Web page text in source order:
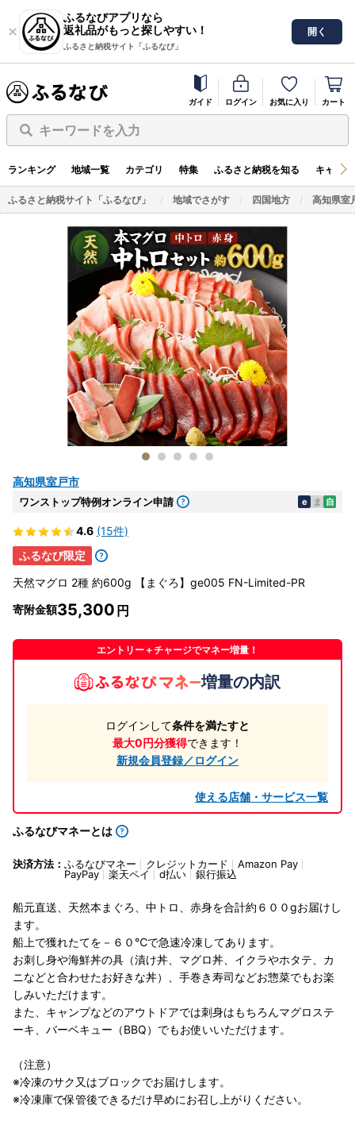
ふるなびアプリなら
返礼品がもっと探しやすい！
ふるさと納税サイト「ふるなび」
開く
ガイド ログイン お気に入り カート
キーワードを入力
ランキング 地域一覧 カテゴリ 特集 ふるさと納税を知る キャン
ふるさと納税サイト「ふるなび」 地域でさがす 四国地方 高知県室
高知県室戸市
ワンストップ特例オンライン申請 e ま 自
4.6 (15件)
ふるなび限定
天然マグロ 2種 約600g 【まぐろ】ge005 FN-Limited-PR
寄附金額35,300
エントリー＋チャージでマネー増量！
増量の内訳
ログインして条件を満たすと
最大0円分獲得できます！
新規会員登録／ログイン
使える店舗・サービス一覧
ふるなびマネーとは
決済方法： ふるなびマネー クレジットカード
Amazon Pay
PayPay
楽天ペイ d払い 銀行振込
船元直送、天然本まぐろ、中トロ、赤身を合計約６００gお届けし
ます。
船上で獲れたてを－６０℃で急速冷凍してあります。
お刺し身や海鮮丼の具（漬け丼、マグロ丼、イクラやホタテ、カ
ニなどと合わせたお好きな丼）、手巻き寿司などお惣菜でもお楽
しみいただけます。
また、キャンプなどのアウトドアでは刺身はもちろんマグロステ
ーキ、バーベキュー（BBQ）でもお使いいただけます。
（注意）
※冷凍のサク又はブロックでお届けします。
※冷凍庫で保管後できるだけ早めにお召し上がりください。